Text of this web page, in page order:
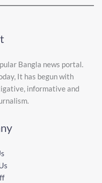
Bangla news portal.
It has begun with
informative and